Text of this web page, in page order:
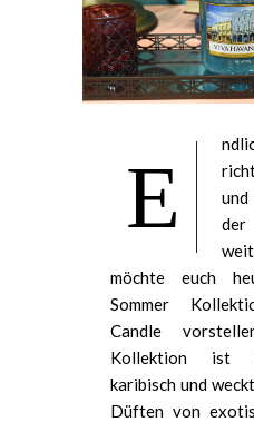
E
möchte euch
Sommer
Candle
Kollektion ist
karibisch und
Düften von